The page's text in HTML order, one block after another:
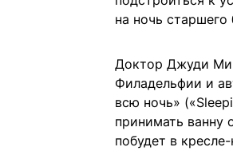
на ночь
Доктор Джуди
Филадельфии и
всю ночь»
принимать ванну
побудет в